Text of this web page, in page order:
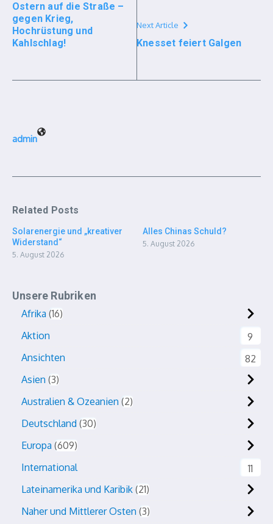
Ostern auf die Straße –
gegen Krieg,
Hochrüstung und
Kahlschlag!
Next Article
Knesset feiert Galgen
admin
Related Posts
Solarenergie und „kreativer
Widerstand“
5. August 2026
Alles Chinas Schuld?
5. August 2026
Unsere Rubriken
Afrika 16
Aktion
9
Ansichten
82
Asien 3
Australien & Ozeanien 2
Deutschland 30
Europa 609
International
11
Lateinamerika und Karibik 21
Naher und Mittlerer Osten 3